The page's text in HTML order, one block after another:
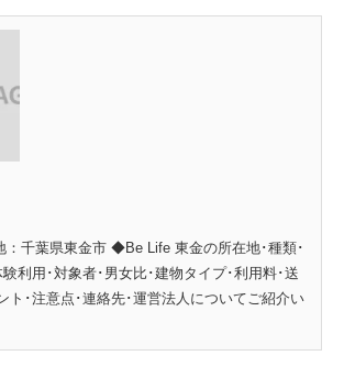
：千葉県東金市 ◆Be Life 東金の所在地･種類･
利用･対象者･男女比･建物タイプ･利用料･送
ト･注意点･連絡先･運営法人についてご紹介い